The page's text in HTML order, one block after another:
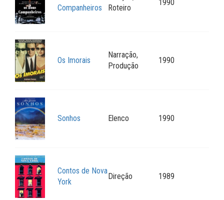
Companheiros
Roteiro
1990
Os Imorais
Narração,
Produção
1990
Sonhos Elenco 1990
Contos de Nova
York
Direção 1989